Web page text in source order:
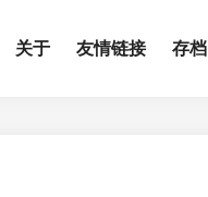
关于 友情链接 存档